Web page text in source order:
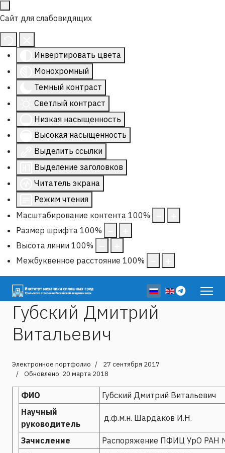
Сайт для слабовидящих
Инвертировать цвета
Монохромный
Темный контраст
Светлый контраст
Низкая насыщенность
Высокая насыщенность
Выделить ссылки
Выделение заголовков
Читатель экрана
Режим чтения
Масштабирование контента 100%
Размер шрифта 100%
Высота линии 100%
Межбуквенное расстояние 100%
Выберите язык
Губский Дмитрий
Витальевич
Электронное портфолио
27 сентября 2017
Обновлено: 20 марта 2018
ФИО
Губский Дмитрий Витальевич
Научный
руководитель
д.ф.м.н. Шардаков И.Н.
Зачисление
Распоряжение ПФИЦ УрО РАН